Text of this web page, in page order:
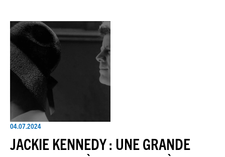
04.07.2024
JACKIE KENNEDY : UNE GRANDE